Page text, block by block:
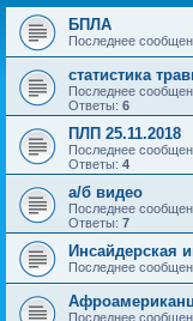
с
о
о
б
е
н
и
ю
п
о
с
л
д
н
е
у
о
о
б
щ
е
н
и
ю
БПЛА
Последнее
статистика
Последнее
Ответы: 6
ПЛП 25.11.2018
Последнее
Ответы: 4
а/б видео
Последнее
Ответы: 7
Инсайдерская
Последнее
Последнее